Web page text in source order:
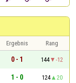
Ergebnis
Rang
0 - 1 144
-12
1 - 0 124
20